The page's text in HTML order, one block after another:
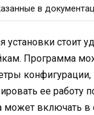
в
установки стоит
Программа
ее работу
может включать в